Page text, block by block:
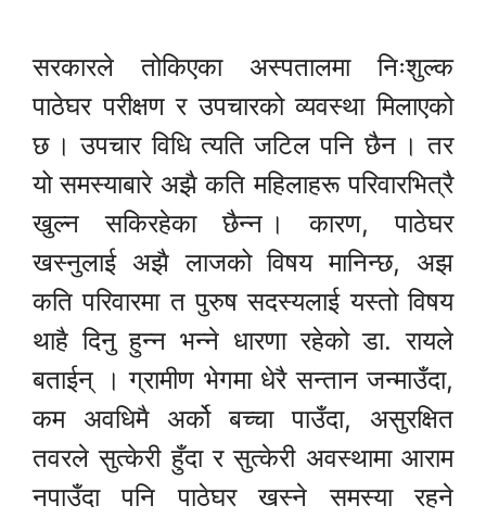
सरकारले तोकिएका अस्पतालमा निःशुल्क
पाठेघर परीक्षण र उपचारको व्यवस्था मिलाएको
छ । उपचार विधि त्यति जटिल पनि छैन । तर
यो समस्याबारे अझै कति महिलाहरू परिवारभित्रै
खुल्न सकिरहेका छैन्न । कारण, पाठेघर
खस्नुलाई अझै लाजको विषय मानिन्छ, अझ
कति परिवारमा त पुरुष सदस्यलाई यस्तो विषय
थाहै दिनु हुन्न भन्ने धारणा रहेको डा. रायले
बताईन् । ग्रामीण भेगमा धेरै सन्तान जन्माउँदा,
कम अवधिमै अर्को बच्चा पाउँदा, असुरक्षित
तवरले सुत्केरी हुँदा र सुत्केरी अवस्थामा आराम
नपाउँदा पनि पाठेघर खस्ने समस्या रहने